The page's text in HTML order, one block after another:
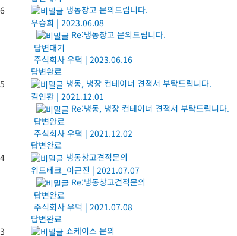
6
냉동창고 문의드립니다.
우승희 | 2023.06.08
Re:냉동창고 문의드립니다.
답변대기
주식회사 우덕 | 2023.06.16
5
답변완료
냉동, 냉장 컨테이너 견적서 부탁드립니다.
김인환 | 2021.12.01
Re:냉동, 냉장 컨테이너 견적서 부탁드립니다.
답변완료
주식회사 우덕 | 2021.12.02
4
답변완료
냉동창고견적문의
위드테크_이근진 | 2021.07.07
Re:냉동창고견적문의
답변완료
주식회사 우덕 | 2021.07.08
3
답변완료
쇼케이스 문의